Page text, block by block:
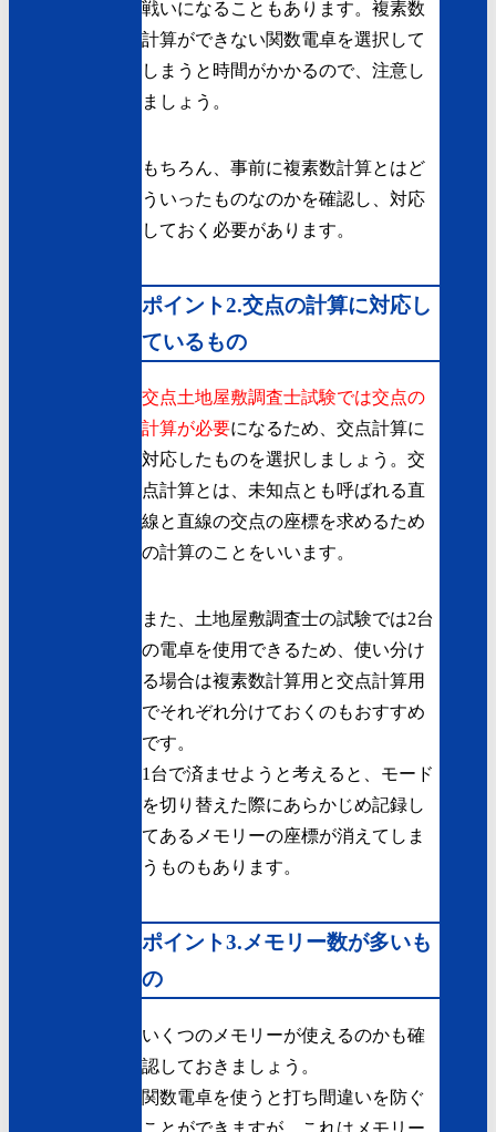
戦いになることもあります。複素数
計算ができない関数電卓を選択して
しまうと時間がかかるので、注意し
ましょう。
もちろん、事前に複素数計算とはど
ういったものなのかを確認し、対応
しておく必要があります。
ポイント2.交点の計算に対応し
ているもの
交点土地屋敷調査士試験では交点の
計算が必要になるため、交点計算に
対応したものを選択しましょう。交
点計算とは、未知点とも呼ばれる直
線と直線の交点の座標を求めるため
の計算のことをいいます。
また、土地屋敷調査士の試験では2台
の電卓を使用できるため、使い分け
る場合は複素数計算用と交点計算用
でそれぞれ分けておくのもおすすめ
です。
1台で済ませようと考えると、モード
を切り替えた際にあらかじめ記録し
てあるメモリーの座標が消えてしま
うものもあります。
ポイント3.メモリー数が多いも
の
いくつのメモリーが使えるのかも確
認しておきましょう。
関数電卓を使うと打ち間違いを防ぐ
ことができますが、これはメモリー